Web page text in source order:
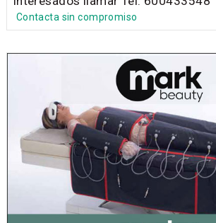
Contacta sin compromiso